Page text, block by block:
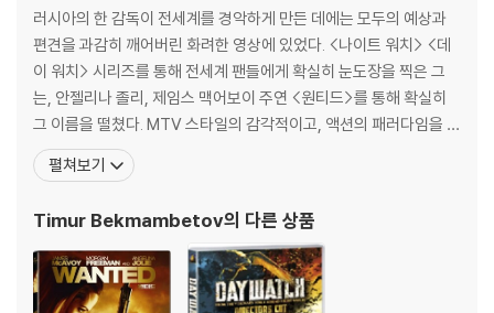
러시아의 한 감독이 전세계를 경악하게 만든 데에는 모두의 예상과
편견을 과감히 깨어버린 화려한 영상에 있었다. <나이트 워치> <데
이 워치> 시리즈를 통해 전세계 팬들에게 확실히 눈도장을 찍은 그
는, 안젤리나 졸리, 제임스 맥어보이 주연 <원티드>를 통해 확실히
그 이름을 떨쳤다. MTV 스타일의 감각적이고, 액션의 패러다임을 뒤
집어 엎을 만큼 화려하고 대담한 영상들은 그를 할리우드의 적극적인
러브콜을 받는 스타 감독 대열에 합류케 했다. <9>은 그의 화려한 영
서 떼지 못하게 한다. 실사 영화 보다 박진감 넘치는
펼쳐보기
Timur Bekmambetov의 다른 상품